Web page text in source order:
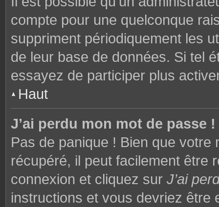
compte pour une quelconque
suppriment périodiquement les
de leur base de données. Si tel
essayez de participer plus
Haut
J’ai perdu mon mot de passe !
Pas de panique ! Bien que
récupéré, il peut facilement être
connexion et cliquez sur J’ai
instructions et vous devriez être